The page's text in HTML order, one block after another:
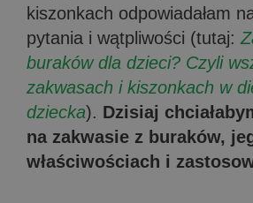
kiszonkach odpowiadałam
pytania i wątpliwości (tutaj:
buraków dla dzieci? Czyli
zakwasach i kiszonkach w
dziecka). Dzisiaj
na zakwasie z buraków,
właściwościach i